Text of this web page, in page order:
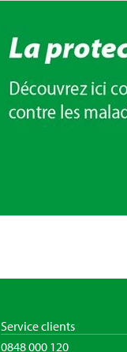
Service clients
0848 000 120